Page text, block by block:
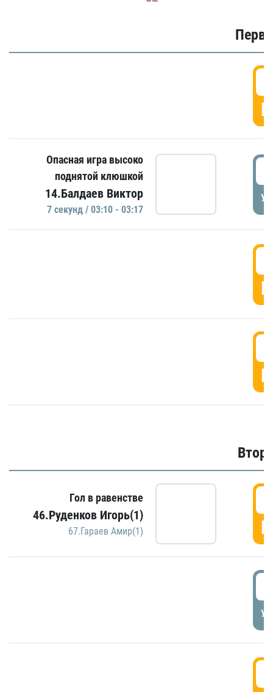
Опасная игра высоко
поднятой клюшкой
14.Балдаев Виктор
7 секунд / 03:10 - 03:17
Гол в равенстве
46.Руденков Игорь(1)
67.Гараев Амир(1)